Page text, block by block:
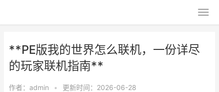
**PE版我的世界怎么联机，一份详尽
的玩家联机指南**
作者： admin • 更新时间：2026-06-28